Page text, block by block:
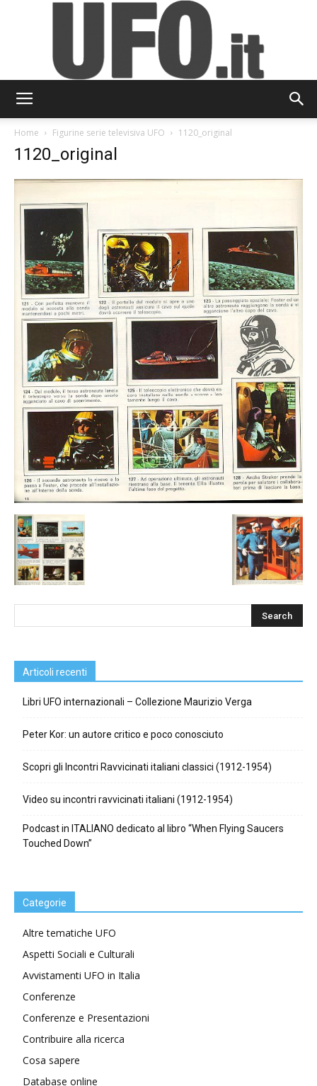
Home Figurine serie televisiva UFO 1120_original
1120_original
Articoli recenti
Libri UFO internazionali – Collezione Maurizio Verga
Peter Kor: un autore critico e poco conosciuto
Scopri gli Incontri Ravvicinati italiani classici (1912-1954)
Video su incontri ravvicinati italiani (1912-1954)
Podcast in ITALIANO dedicato al libro “When Flying Saucers
Touched Down”
Categorie
Altre tematiche UFO
Aspetti Sociali e Culturali
Avvistamenti UFO in Italia
Conferenze
Conferenze e Presentazioni
Contribuire alla ricerca
Cosa sapere
Database online